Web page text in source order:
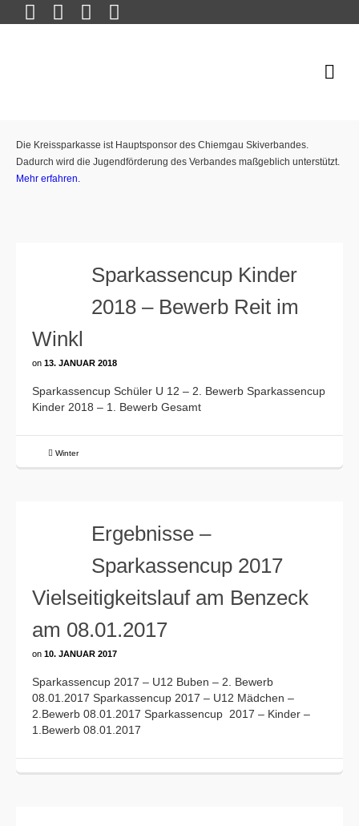
Die Kreissparkasse ist Hauptsponsor des Chiemgau Skiverbandes.
Dadurch wird die Jugendförderung des Verbandes maßgeblich unterstützt.
Mehr erfahren.
Sparkassencup Kinder
2018 – Bewerb Reit im
Winkl
on 13. JANUAR 2018
Sparkassencup Schüler U 12 – 2. Bewerb Sparkassencup
Kinder 2018 – 1. Bewerb Gesamt
Winter
Ergebnisse –
Sparkassencup 2017
Vielseitigkeitslauf am Benzeck
am 08.01.2017
on 10. JANUAR 2017
Sparkassencup 2017 – U12 Buben – 2. Bewerb
08.01.2017 Sparkassencup 2017 – U12 Mädchen –
2.Bewerb 08.01.2017 Sparkassencup 2017 – Kinder –
1.Bewerb 08.01.2017